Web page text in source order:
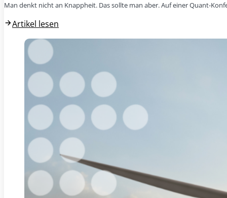
Man denkt nicht an Knappheit. Das sollte man aber. Auf einer Quant-
Artikel lesen